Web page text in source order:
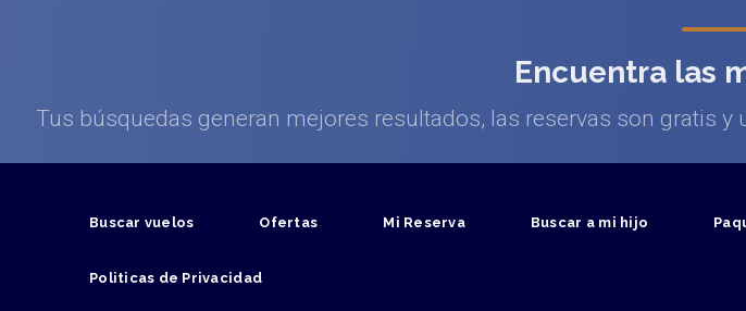
Encuentra las
Tus búsquedas generan mejores resultados, las reservas son gratis
Buscar vuelos Ofertas Mi Reserva Buscar a mi hijo
Politicas de Privacidad